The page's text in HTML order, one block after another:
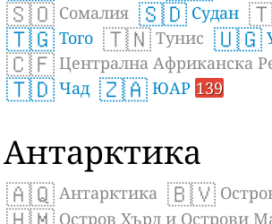
🇸🇴 Сомалия 🇸🇩 Судан
🇹🇬 Того 🇹🇳 Тунис 🇺🇬
🇨🇫 Централна Африканска
🇹🇩 Чад 🇿🇦 ЮАР 139
Антарктика
🇦🇶 Антарктика 🇧🇻
Остров Хърд и Острови